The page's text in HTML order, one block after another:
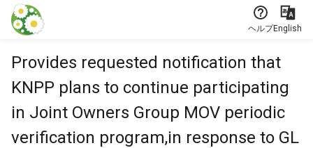
本文に飛ぶ
ヘルプEnglish
Provides requested notification that
KNPP plans to continue participating
in Joint Owners Group MOV periodic
verification program,in response to GL